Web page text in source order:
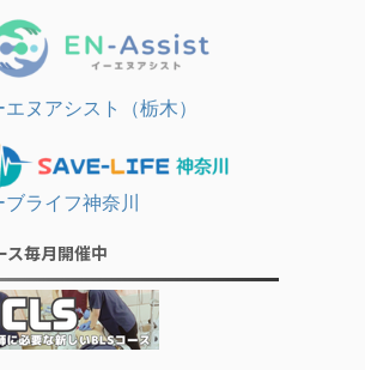
エヌアシスト（栃木）
ブライフ神奈川
ス毎月開催中